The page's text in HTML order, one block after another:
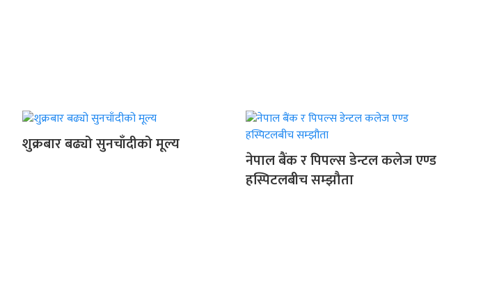
शुक्रबार बढ्यो सुनचाँदीको मूल्य
नेपाल बैंक र पिपल्स डेन्टल कलेज एण्ड
हस्पिटलबीच सम्झौता